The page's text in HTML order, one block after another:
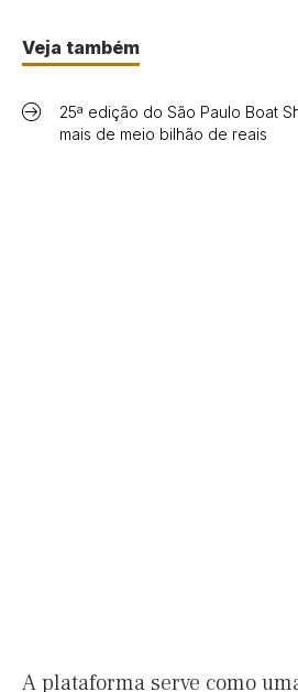
Veja também
25ª edição do São Paulo Boat
mais de meio bilhão de reais
A plataforma serve como